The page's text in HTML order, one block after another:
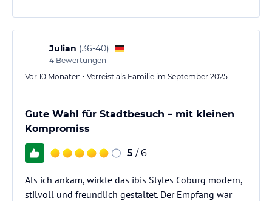
Julian (36-40)
4 Bewertungen
Vor 10 Monaten • Verreist als Familie im September 2025
Gute Wahl für Stadtbesuch – mit kleinen
Kompromiss
5 / 6
Als ich ankam, wirkte das ibis Styles Coburg modern,
stilvoll und freundlich gestaltet. Der Empfang war